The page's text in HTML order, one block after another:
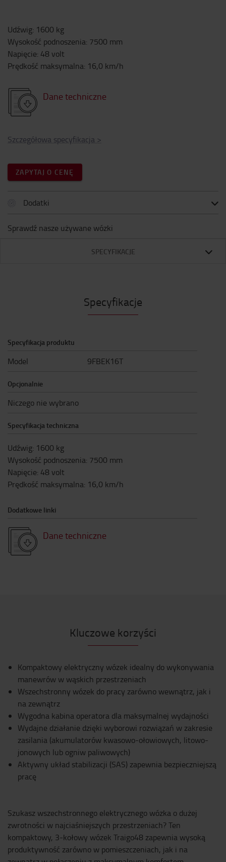
Udźwig: 1600 kg
Wysokość podnoszenia: 7500 mm
Napięcie: 48 volt
Prędkość maksymalna: 16,0 km/h
Dane techniczne
Szczegółowa specyfikacja >
ZAPYTAJ O CENĘ
Dodatki
Sprawdź nasze używane wózki
SPECYFIKACJE
Specyfikacje
Specyfikacja produktu
Model 9FBEK16T
Opcjonalnie
Niczego nie wybrano
Specyfikacja techniczna
Udźwig: 1600 kg
Wysokość podnoszenia: 7500 mm
Napięcie: 48 volt
Prędkość maksymalna: 16,0 km/h
Dodatkowe linki
Dane techniczne
Kluczowe korzyści
Kompaktowy elektryczny wózek idealny do wykonywania
manewrów w wąskich przestrzeniach
Wszechstronny wózek do pracy zarówno wewnątrz, jak i
na zewnątrz
Wygodna kabina operatora dla maksymalnej wydajności
Wydajne działanie dzięki wyborowi rozwiązań w zakresie
zasilania (akumulatorów kwasowo-ołowiowych, litowo-
jonowych lub ogniw paliwowych)
Aktywny układ stabilizacji (SAS) zapewnia bezpieczniejszą
pracę
Szukasz wszechstronnego elektrycznego wózka o dużej
zwrotności w najciaśniejszych przestrzeniach? Ten
kompaktowy, 3-kołowy wózek Traigo48 zapewnia wysoką
produktywność zarówno w pomieszczeniach, jak i na